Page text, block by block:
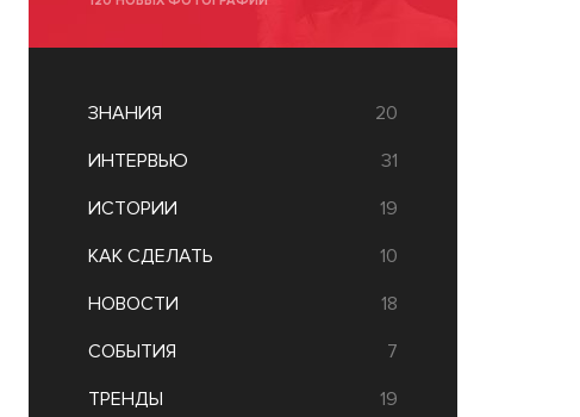
ЗНАНИЯ
20
ИНТЕРВЬЮ
31
ИСТОРИИ
19
КАК СДЕЛАТЬ
10
НОВОСТИ
18
СОБЫТИЯ
7
ТРЕНДЫ
19